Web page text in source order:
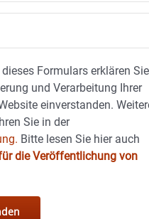
Formulars erklären Sie
und Verarbeitung Ihrer
einverstanden.
Sie in der
Bitte lesen Sie hier auch
die Veröffentlichung von